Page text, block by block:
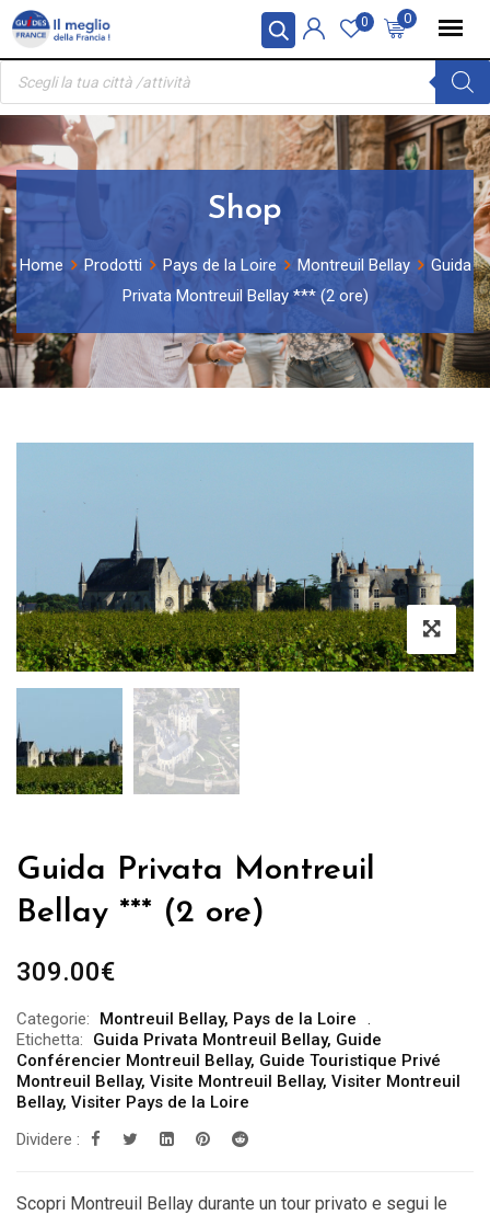
Pannello di gestione dei cookies
Skip
content
0
0
Ricerca
prodotti
Shop
Home Prodotti Pays de la Loire Montreuil Bellay
Guida
Privata Montreuil Bellay *** (2 ore)
Guida Privata Montreuil
Bellay *** (2 ore)
309.00€
Categorie: Montreuil Bellay, Pays de la Loire
Etichetta:
Guida Privata Montreuil Bellay, Guide
Conférencier Montreuil Bellay, Guide Touristique Privé
Montreuil Bellay, Visite Montreuil Bellay, Visiter Montreuil
Bellay, Visiter Pays de la Loire
Dividere :
Scopri Montreuil Bellay durante un tour privato e segui le